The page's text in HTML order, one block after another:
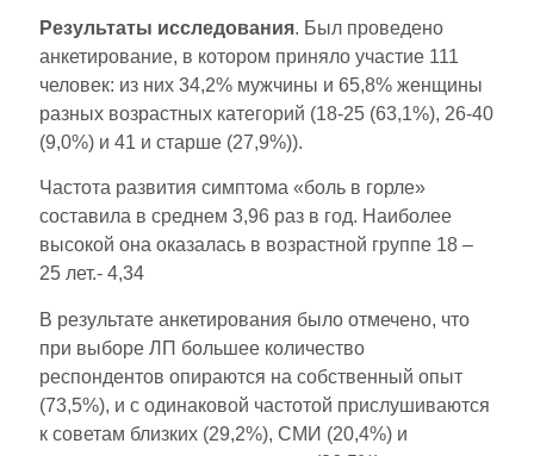
Результаты исследования. Был проведено
анкетирование, в котором приняло участие 111
человек: из них 34,2% мужчины и 65,8% женщины
разных возрастных категорий (18-25 (63,1%), 26-40
(9,0%) и 41 и старше (27,9%)).
Частота развития симптома «боль в горле»
составила в среднем 3,96 раз в год. Наиболее
высокой она оказалась в возрастной группе 18 –
25 лет.- 4,34
В результате анкетирования было отмечено, что
при выборе ЛП большее количество
респондентов опираются на собственный опыт
(73,5%), и с одинаковой частотой прислушиваются
к советам близких (29,2%), СМИ (20,4%) и